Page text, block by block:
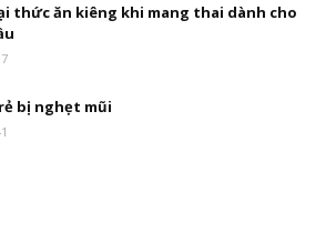
thức ăn kiêng khi mang thai dành cho
bị nghẹt mũi